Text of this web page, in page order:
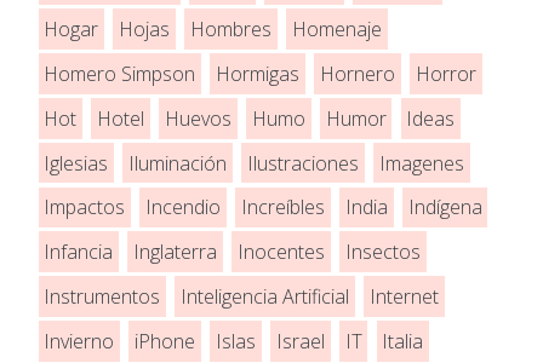
Hogar
Hojas Hombres
Homenaje
Homero Simpson
Hormigas Hornero
Horror
Hot
Hotel Huevos Humo Humor
Ideas
Iglesias
Iluminación Ilustraciones
Imagenes
Impactos
Incendio Increíbles India
Indígena
Infancia
Inglaterra Inocentes
Insectos
Instrumentos
Inteligencia Artificial
Internet
Invierno
iPhone Islas Israel IT
Italia